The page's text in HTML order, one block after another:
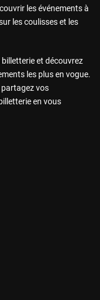
les événements à
les coulisses et les
et découvrez
les plus en vogue.
vos
en vous